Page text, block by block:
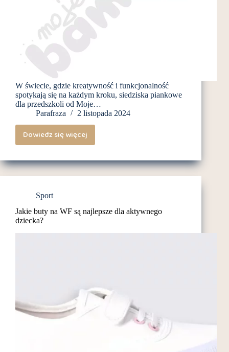
W świecie, gdzie kreatywność i funkcjonalność
spotykają się na każdym kroku, siedziska piankowe
dla przedszkoli od Moje…
Parafraza
2 listopada 2024
Dowiedz się więcej
Siedziska
dla
przedszkoli
rozwiązania
Sport
Jakie buty na WF są najlepsze dla aktywnego
dziecka?